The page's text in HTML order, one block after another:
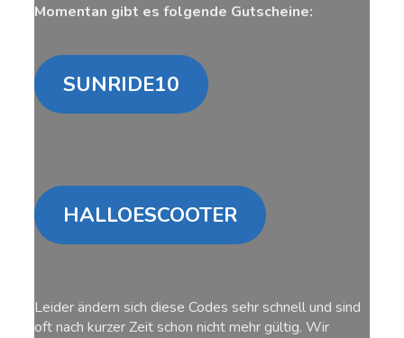
Momentan gibt es folgende Gutscheine:
SUNRIDE10
HALLOESCOOTER
Leider ändern sich diese Codes sehr schnell und sind
oft nach kurzer Zeit schon nicht mehr gültig. Wir